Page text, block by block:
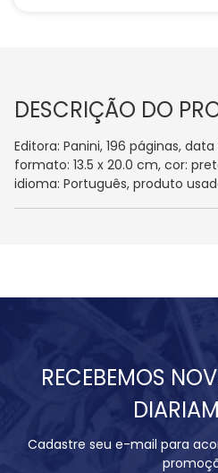
DESCRIÇÃO DO
Editora: Panini, 196 páginas,
formato: 13.5 x 20.0 cm, cor:
idioma: Português, produto
RECEBEMOS
Cadastre seu e-mail para